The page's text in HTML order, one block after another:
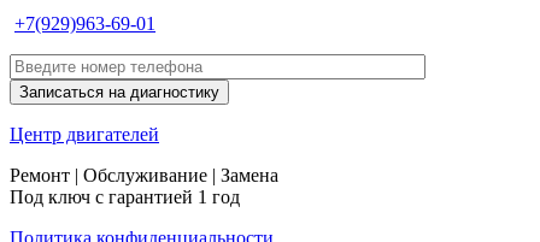
+7(929)963-69-01
Центр двигателей
Ремонт | Обслуживание | Замена
Под ключ с гарантией 1 год